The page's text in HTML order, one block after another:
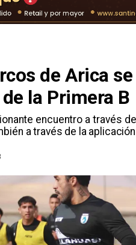
de Arica
la Primera B
encuentro a través
a través de la